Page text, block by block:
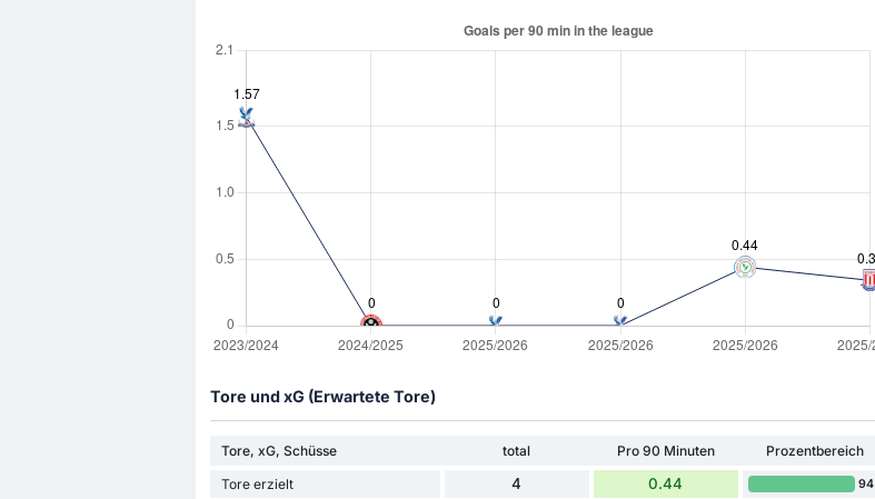
Tore und xG (Erwartete Tore)
Tore, xG, Schüsse total Pro 90 Minuten
Prozentbereich
Tore erzielt
4 0.44 94